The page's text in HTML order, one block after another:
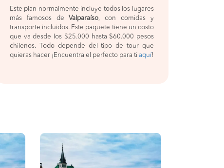
Este plan normalmente incluye todos los lugares
más famosos de Valparaíso, con comidas y
transporte incluidos. Este paquete tiene un costo
que va desde los $25.000 hasta $60.000 pesos
chilenos. Todo depende del tipo de tour que
quieras hacer ¡Encuentra el perfecto para ti aquí!